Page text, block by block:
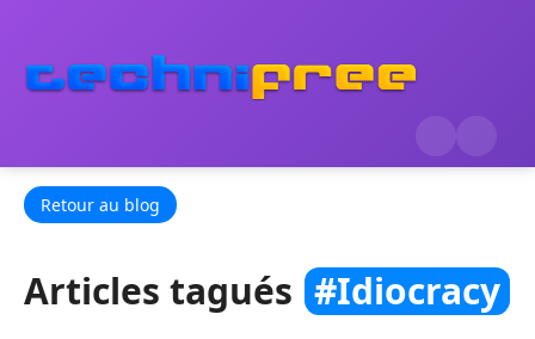
Retour au blog
Articles tagués #Idiocracy